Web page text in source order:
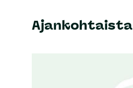
Ajankohtaista